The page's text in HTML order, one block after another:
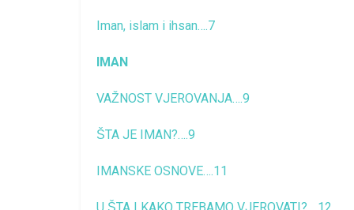
Iman, islam i ihsan….7
IMAN
VAŽNOST VJEROVANJA….9
ŠTA JE IMAN?….9
IMANSKE OSNOVE….11